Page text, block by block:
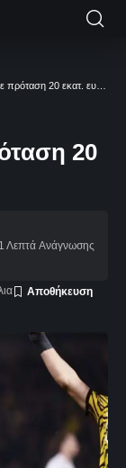
20 εκατ. ευρώ για Λιβάι»
20
1 Λεπτά Aνάγνωσης